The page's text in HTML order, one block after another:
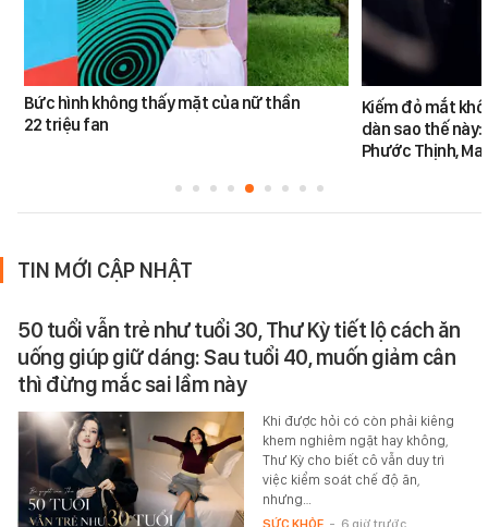
Bức hình không thấy mặt của nữ thần
22 triệu fan
Kiếm đỏ mắt
dàn sao thế này:
Phước Thịnh,
TIN MỚI CẬP NHẬT
50 tuổi vẫn trẻ như tuổi 30, Thư Kỳ tiết lộ cách ăn
uống giúp giữ dáng: Sau tuổi 40, muốn giảm cân
thì đừng mắc sai lầm này
Khi được hỏi có còn phải kiêng
khem nghiêm ngặt hay không,
Thư Kỳ cho biết cô vẫn duy trì
việc kiểm soát chế độ ăn,
nhưng…